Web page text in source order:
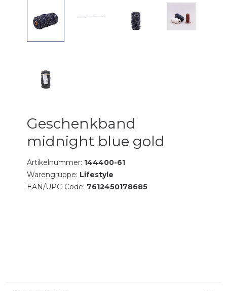
Geschenkband
midnight blue gold
Artikelnummer: 144400-61
Warengruppe: Lifestyle
EAN/UPC-Code: 7612450178685